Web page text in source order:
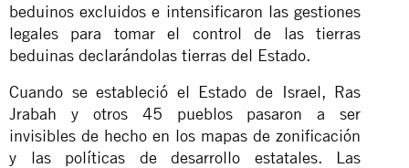
beduinos excluidos e intensificaron las gestiones
legales para tomar el control de las tierras
beduinas declarándolas tierras del Estado.
Cuando se estableció el Estado de Israel, Ras
Jrabah y otros 45 pueblos pasaron a ser
invisibles de hecho en los mapas de zonificación
y las políticas de desarrollo estatales. Las